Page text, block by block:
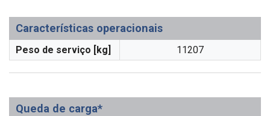
Características operacionais
Peso de serviço [kg] 11207
Queda de carga*